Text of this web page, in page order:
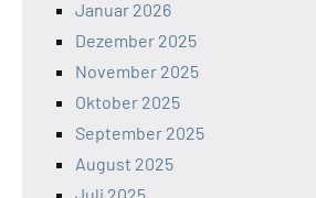
Januar 2026
Dezember 2025
November 2025
Oktober 2025
September 2025
August 2025
Juli 2025